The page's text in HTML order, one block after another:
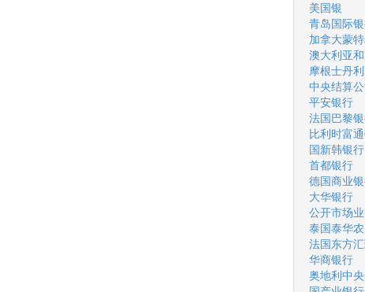
美国银
青岛国际
加拿大蒙
澳大利亚
摩根士丹
中央结算
平安银行
法国巴黎
比利时富
国新韩银行
首都银行
德国商业
大华银行
公开市场
泰国泰华
法国东方
华商银行
奥地利中